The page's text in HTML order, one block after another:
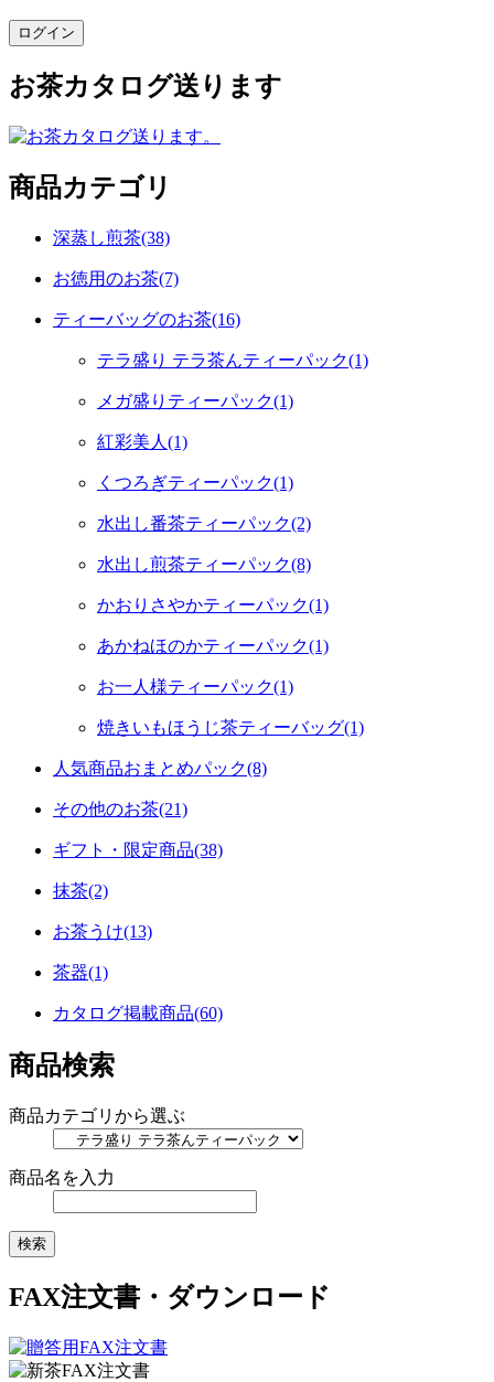
お茶カタログ送ります
商品カテゴリ
深蒸し煎茶(38)
お徳用のお茶(7)
ティーバッグのお茶(16)
テラ盛り テラ茶んティーパック(1)
メガ盛りティーパック(1)
紅彩美人(1)
くつろぎティーパック(1)
水出し番茶ティーパック(2)
水出し煎茶ティーパック(8)
かおりさやかティーパック(1)
あかねほのかティーパック(1)
お一人様ティーパック(1)
焼きいもほうじ茶ティーバッグ(1)
人気商品おまとめパック(8)
その他のお茶(21)
ギフト・限定商品(38)
抹茶(2)
お茶うけ(13)
茶器(1)
カタログ掲載商品(60)
商品検索
商品カテゴリから選ぶ
商品名を入力
FAX注文書・ダウンロード